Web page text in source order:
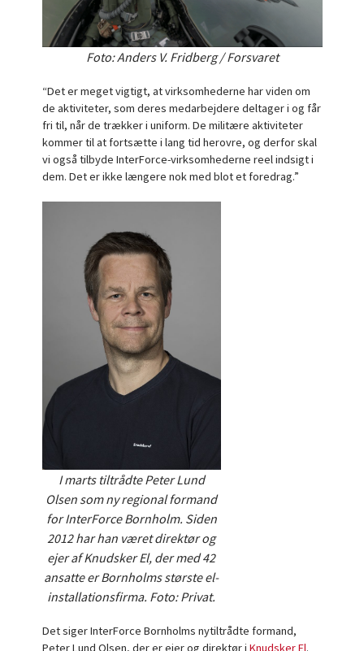
Foto: Anders V. Fridberg / Forsvaret
“Det er meget vigtigt, at virksomhederne har viden om
de aktiviteter, som deres medarbejdere deltager i og får
fri til, når de trækker i uniform. De militære aktiviteter
kommer til at fortsætte i lang tid herovre, og derfor skal
vi også tilbyde InterForce-virksomhederne reel indsigt i
dem. Det er ikke længere nok med blot et foredrag.”
I marts tiltrådte Peter Lund
Olsen som ny regional formand
for InterForce Bornholm. Siden
2012 har han været direktør og
ejer af Knudsker El, der med 42
ansatte er Bornholms største el-
installationsfirma. Foto: Privat.
Det siger InterForce Bornholms nytiltrådte formand,
Peter Lund Olsen, der er ejer og direktør i Knudsker El.